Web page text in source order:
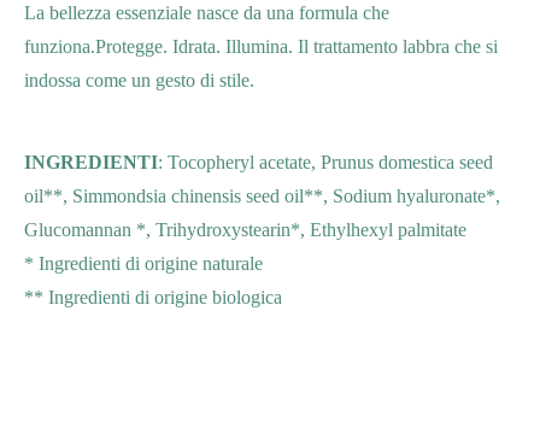
La bellezza essenziale nasce da una formula che
funziona.Protegge. Idrata. Illumina. Il trattamento labbra che si
indossa come un gesto di stile.
INGREDIENTI: Tocopheryl acetate, Prunus domestica seed
oil**, Simmondsia chinensis seed oil**, Sodium hyaluronate*,
Glucomannan *, Trihydroxystearin*, Ethylhexyl palmitate
* Ingredienti di origine naturale
** Ingredienti di origine biologica